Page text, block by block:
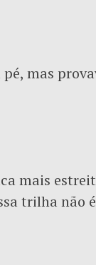
mas
mais
trilha não